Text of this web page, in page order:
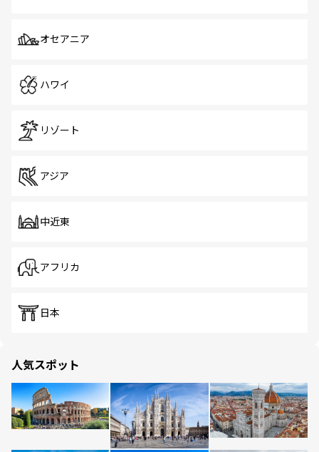
オセアニア
ハワイ
リゾート
アジア
中近東
アフリカ
日本
人気スポット